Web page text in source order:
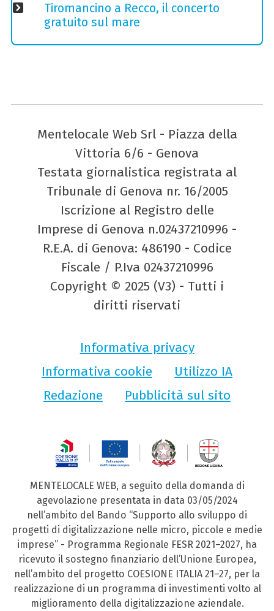
Tiromancino a Recco, il concerto
gratuito sul mare
Mentelocale Web Srl - Piazza della
Vittoria 6/6 - Genova
Testata giornalistica registrata al
Tribunale di Genova nr. 16/2005
Iscrizione al Registro delle
Imprese di Genova n.02437210996 -
R.E.A. di Genova: 486190 - Codice
Fiscale / P.Iva 02437210996
Copyright © 2025 (V3) - Tutti i
diritti riservati
Informativa privacy
Informativa cookie
Utilizzo IA
Redazione
Pubblicità sul sito
MENTELOCALE WEB, a seguito della domanda di
agevolazione presentata in data 03/05/2024
nell’ambito del Bando “Supporto allo sviluppo di
progetti di digitalizzazione nelle micro, piccole e medie
imprese” - Programma Regionale FESR 2021–2027, ha
ricevuto il sostegno finanziario dell’Unione Europea,
nell’ambito del progetto COESIONE ITALIA 21–27, per la
realizzazione di un programma di investimenti volto al
miglioramento della digitalizzazione aziendale.